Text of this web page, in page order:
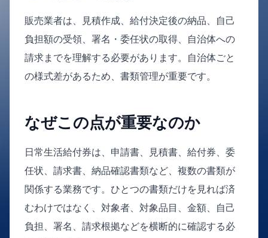
販売業者は、見積作成、給付決定後の納品、自己
負担額の受領、署名・委任状の取得、自治体への
請求までを理解する必要があります。自治体ごと
の様式差があるため、書類管理が重要です。
なぜこの点が重要なのか
日常生活給付券は、申請書、見積書、給付券、委
任状、請求書、納品確認書類など、複数の書類が
関係する業務です。ひとつの書類だけを見れば済
むわけではなく、対象者、対象品目、金額、自己
負担、署名、請求根拠などを横断的に確認する必